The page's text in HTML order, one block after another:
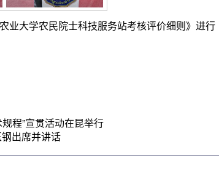
业大学农民院士科技服务站考核评价细则》进行
程”宣贯活动在昆举行
出席并讲话